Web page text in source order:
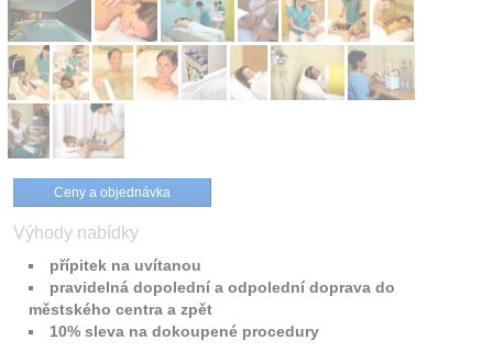
Ceny a objednávka
Výhody nabídky
přípitek na uvítanou
pravidelná dopolední a odpolední doprava do
městského centra a zpět
10% sleva na dokoupené procedury